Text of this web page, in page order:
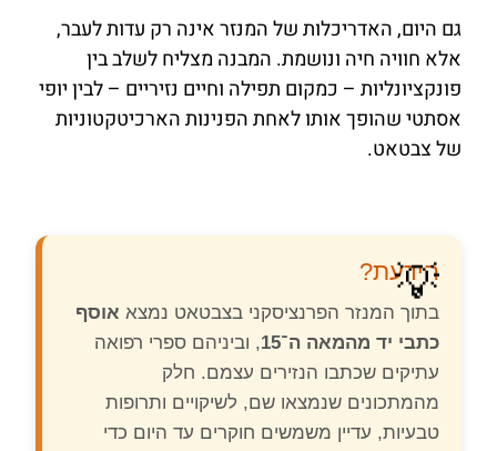
גם היום, האדריכלות של המנזר אינה רק עדות לעבר,
אלא חוויה חיה ונושמת. המבנה מצליח לשלב בין
פונקציונליות – כמקום תפילה וחיים נזיריים – לבין יופי
אסתטי שהופך אותו לאחת הפנינות הארכיטקטוניות
של צבטאט.
💡
הידעת?
בתוך המנזר הפרנציסקני בצבטאט נמצא אוסף
כתבי יד מהמאה ה־15
, וביניהם ספרי רפואה
עתיקים שכתבו הנזירים עצמם. חלק
מהמתכונים שנמצאו שם, לשיקויים ותרופות
טבעיות, עדיין משמשים חוקרים עד היום כדי